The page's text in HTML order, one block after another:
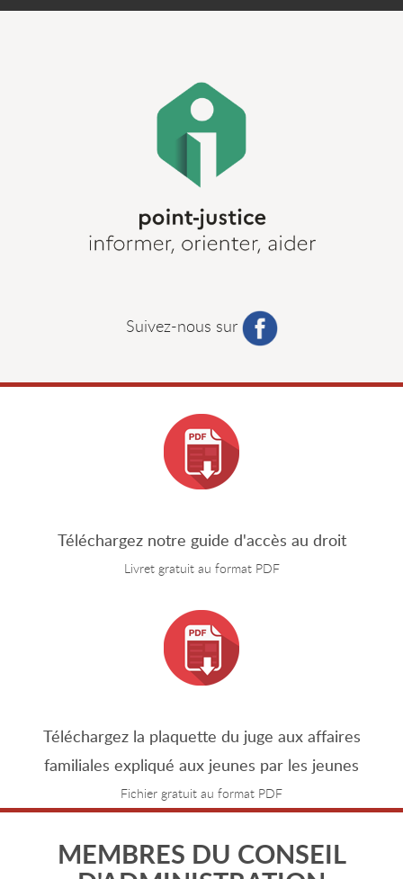
Suivez-nous sur
Téléchargez notre guide d'accès au droit
Livret gratuit au format PDF
Téléchargez la plaquette du juge aux affaires
familiales expliqué aux jeunes par les jeunes
Fichier gratuit au format PDF
MEMBRES DU CONSEIL